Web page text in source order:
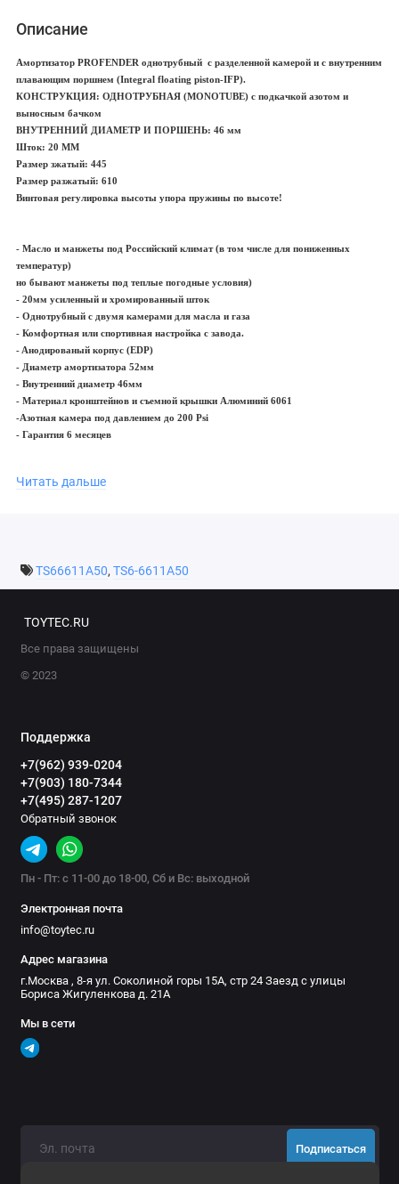
Описание
Амортизатор PROFENDER однотрубный с разделенной камерой и с внутренним
плавающим поршнем (Integral floating piston-IFP).
КОНСТРУКЦИЯ: ОДНОТРУБНАЯ (MONOTUBE) с подкачкой азотом и
выносным бачком
ВНУТРЕННИЙ ДИАМЕТР И ПОРШЕНЬ: 46 мм
Шток: 20 ММ
Размер зжатый: 445
Размер разжатый: 610
Винтовая регулировка высоты упора пружины по высоте!
- Масло и манжеты под Российский климат (в том числе для пониженных
температур)
но бывают манжеты под теплые погодные условия)
- 20мм усиленный и хромированный шток
- Однотрубный с двумя камерами для масла и газа
- Комфортная или спортивная настройка с завода.
- Aнодированый корпус (EDP)
- Диаметр амортизатора 52мм
- Внутренний диаметр 46мм
- Материал кронштейнов и съемной крышки Алюминий 6061
-Азотная камера под давлением до 200 Psi
- Гарантия 6 месяцев
Читать дальше
TS66611A50, TS6-6611A50
TOYTEC.RU
Все права защищены
© 2023
Поддержка
+7(962) 939-0204
+7(903) 180-7344
+7(495) 287-1207
Обратный звонок
Пн - Пт: с 11-00 до 18-00, Сб и Вс: выходной
Электронная почта
info@toytec.ru
Адрес магазина
г.Москва , 8-я ул. Соколиной горы 15А, стр 24 Заезд с улицы
Бориса Жигуленкова д. 21А
Мы в сети
Подписаться